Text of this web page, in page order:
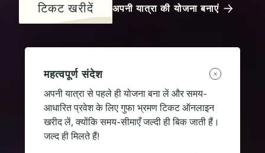
टिकट खरीदें अपनी यात्रा की योजना बनाएं
महत्वपूर्ण संदेश
अपनी यात्रा से पहले ही योजना बना लें और समय-
आधारित प्रवेश के लिए गुफा भ्रमण टिकट ऑनलाइन
खरीद लें, क्योंकि समय-सीमाएँ जल्दी ही बिक जाती हैं।
जल्द ही मिलते हैं!